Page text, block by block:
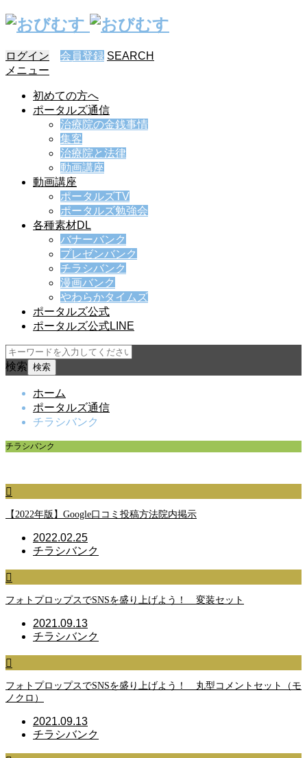
ログイン 会員登録 SEARCH
メニュー
初めての方へ
ポータルズ通信
治療院の金銭事情
集客
治療院と法律
動画講座
動画講座
ポータルズTV
ポータルズ勉強会
各種素材DL
バナーバンク
プレゼンバンク
チラシバンク
漫画バンク
やわらかタイムズ
ポータルズ公式
ポータルズ公式LINE
検索
ホーム
ポータルズ通信
チラシバンク
チラシバンク
【2022年版】Google口コミ投稿方法院内掲示
2022.02.25
チラシバンク
フォトプロップスでSNSを盛り上げよう！ 変装セット
2021.09.13
チラシバンク
フォトプロップスでSNSを盛り上げよう！ 丸型コメントセット（モ
ノクロ）
2021.09.13
チラシバンク